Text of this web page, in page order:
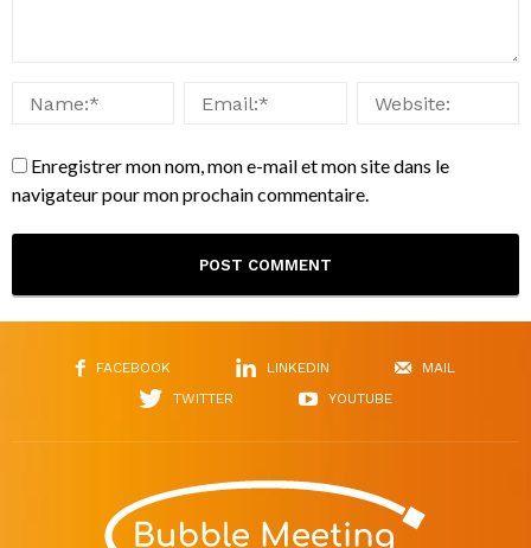
Enregistrer mon nom, mon e-mail et mon site dans le
navigateur pour mon prochain commentaire.
FACEBOOK LINKEDIN
MAIL
TWITTER
YOUTUBE